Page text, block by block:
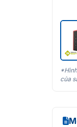
của